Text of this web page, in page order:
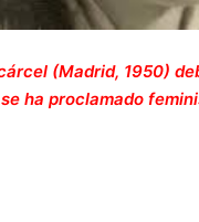
(Madrid, 1950)
ha proclamado